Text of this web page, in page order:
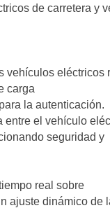
de carretera y
vehículos eléctricos
carga
la autenticación.
el vehículo
seguridad y
real sobre
ajuste dinámico de